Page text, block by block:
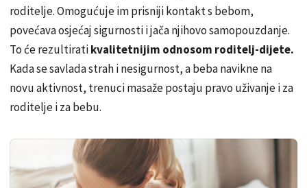
roditelje. Omogućuje im prisniji kontakt s bebom,
povećava osjećaj sigurnosti i jača njihovo samopouzdanje.
To će rezultiratikvalitetnijim odnosom roditelj-dijete.
Kada se savlada strah i nesigurnost, a beba navikne na
novu aktivnost, trenuci masaže postaju pravo uživanje i za
roditelje i za bebu.